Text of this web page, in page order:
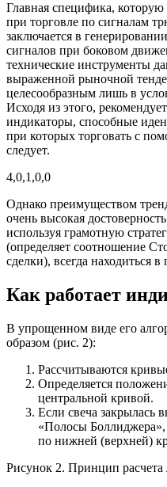
Главная специфика,
при торговле по сигналам
заключается в
сигналов при боковом
технические инструменты
выраженной рыночной
целесообразным лишь в
Исходя из этого,
индикаторы, способные
при которых торговать с
следует.
4,0,1,0,0
Однако преимуществом
очень высокая
используя грамотную
(определяет соотношение
сделки), всегда находиться
Как работает
В упрощенном виде его
образом (рис. 2):
Рассчитываются
Определяется
центральной кривой.
Если свеча закрылась
«Полосы Боллиджера»,
по нижней (верхней)
Рисунок 2. Принцип